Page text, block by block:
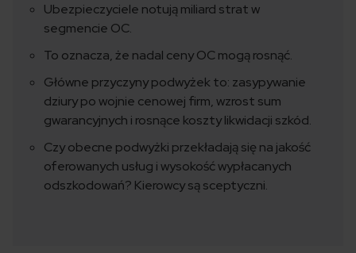
Ubezpieczyciele notują miliard strat w
segmencie OC.
To oznacza, że nadal ceny OC mogą rosnąć.
Główne przyczyny podwyżek to: zasypywanie
dziury po wojnie cenowej firm, wzrost sum
gwarancyjnych i rosnące koszty likwidacji szkód.
Czy obecne podwyżki przekładają się na jakość
oferowanych usług i wysokość wypłacanych
odszkodowań? Kierowcy są sceptyczni.